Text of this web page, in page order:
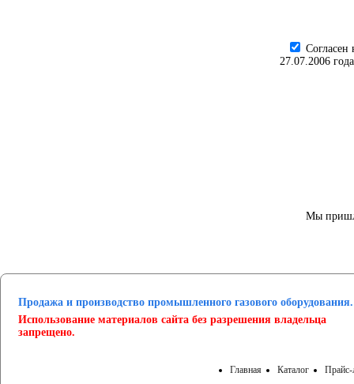
27.07.2006
Мы
Продажа и производство промышленного газового оборудования.
Использование материалов сайта без разрешения владельца
запрещено.
Главная Каталог Прайс-